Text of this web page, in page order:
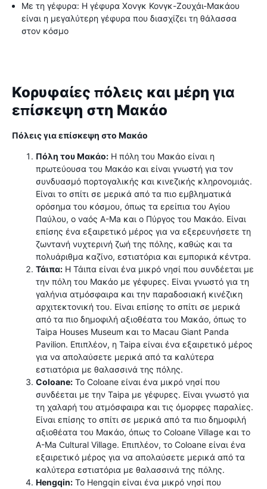
Με τη γέφυρα: Η γέφυρα Χονγκ Κονγκ-Ζουχάι-Μακάου
είναι η μεγαλύτερη γέφυρα που διασχίζει τη θάλασσα
στον κόσμο
Κορυφαίες πόλεις και μέρη για
επίσκεψη στη Μακάο
Πόλεις για επίσκεψη στο Μακάο
Πόλη του Μακάο: Η πόλη του Μακάο είναι η
πρωτεύουσα του Μακάο και είναι γνωστή για τον
συνδυασμό πορτογαλικής και κινεζικής κληρονομιάς.
Είναι το σπίτι σε μερικά από τα πιο εμβληματικά
ορόσημα του κόσμου, όπως τα ερείπια του Αγίου
Παύλου, ο ναός A-Ma και ο Πύργος του Μακάο. Είναι
επίσης ένα εξαιρετικό μέρος για να εξερευνήσετε τη
ζωντανή νυχτερινή ζωή της πόλης, καθώς και τα
πολυάριθμα καζίνο, εστιατόρια και εμπορικά κέντρα.
Τάιπα: Η Τάιπα είναι ένα μικρό νησί που συνδέεται με
την πόλη του Μακάο με γέφυρες. Είναι γνωστό για τη
γαλήνια ατμόσφαιρα και την παραδοσιακή κινέζικη
αρχιτεκτονική του. Είναι επίσης το σπίτι σε μερικά
από τα πιο δημοφιλή αξιοθέατα του Μακάο, όπως το
Taipa Houses Museum και το Macau Giant Panda
Pavilion. Επιπλέον, η Taipa είναι ένα εξαιρετικό μέρος
για να απολαύσετε μερικά από τα καλύτερα
εστιατόρια με θαλασσινά της πόλης.
Coloane: Το Coloane είναι ένα μικρό νησί που
συνδέεται με την Taipa με γέφυρες. Είναι γνωστό για
τη χαλαρή του ατμόσφαιρα και τις όμορφες παραλίες.
Είναι επίσης το σπίτι σε μερικά από τα πιο δημοφιλή
αξιοθέατα του Μακάο, όπως το Coloane Village και το
A-Ma Cultural Village. Επιπλέον, το Coloane είναι ένα
εξαιρετικό μέρος για να απολαύσετε μερικά από τα
καλύτερα εστιατόρια με θαλασσινά της πόλης.
Hengqin: Το Hengqin είναι ένα μικρό νησί που